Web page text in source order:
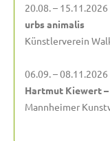
20.08. – 15.11.2026
urbs animalis
Künstlerverein
06.09. – 08.11.2026
Hartmut Kiewert –
Mannheimer